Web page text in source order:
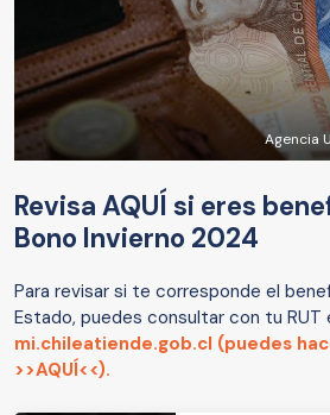
Agencia
Revisa AQUÍ si eres
Bono Invierno 2024
Para revisar si te corresponde el
Estado, puedes consultar con tu RUT
mi.chileatiende.gob.cl (puedes
>>AQUÍ<<).